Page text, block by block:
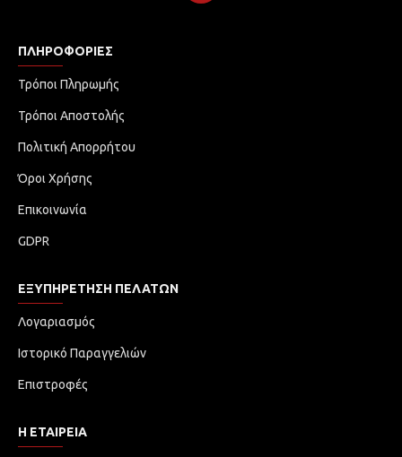
ΠΛΗΡΟΦΟΡΊΕΣ
Τρόποι Πληρωμής
Τρόποι Αποστολής
Πολιτική Απορρήτου
Όροι Χρήσης
Επικοινωνία
GDPR
ΕΞΥΠΗΡΈΤΗΣΗ ΠΕΛΑΤΏΝ
Λογαριασμός
Ιστορικό Παραγγελιών
Επιστροφές
Η ΕΤΑΙΡΕΙΑ